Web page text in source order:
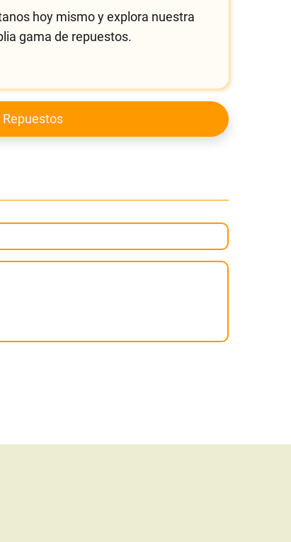
hoy mismo y explora nuestra
gama de repuestos.
Repuestos